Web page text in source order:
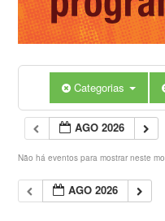
Categorias
AGO 2026
Não há eventos para mostrar neste
AGO 2026